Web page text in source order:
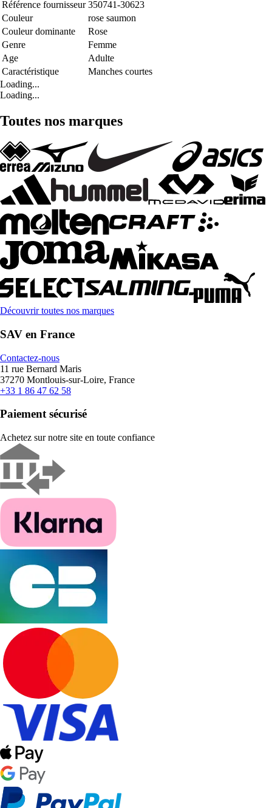
Référence fournisseur 350741-30623
Couleur
rose saumon
Couleur dominante
Rose
Genre
Femme
Age
Adulte
Caractéristique
Manches courtes
Loading...
Loading...
Toutes nos marques
Découvrir toutes nos marques
SAV en France
Contactez-nous
11 rue Bernard Maris
37270 Montlouis-sur-Loire, France
+33 1 86 47 62 58
Paiement sécurisé
Achetez sur notre site en toute confiance